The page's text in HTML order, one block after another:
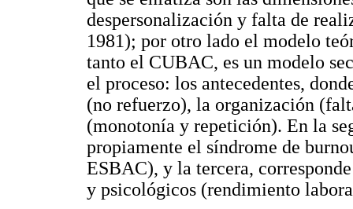
despersonalización y falta de
1981); por otro lado el modelo
tanto el CUBAC, es un modelo
el proceso: los antecedentes,
(no refuerzo), la organización
(monotonía y repetición). En la
propiamente el síndrome de
ESBAC), y la tercera,
y psicológicos (rendimiento